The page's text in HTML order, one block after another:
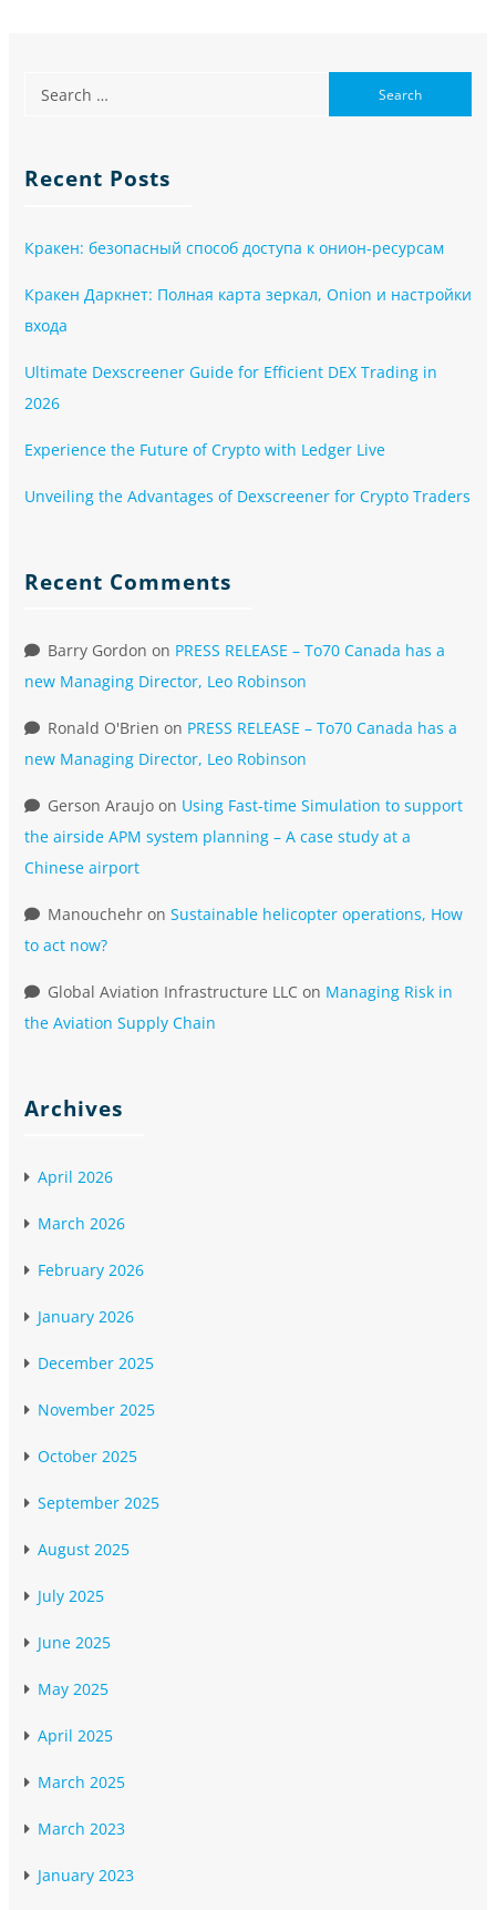
Recent Posts
Кракен: безопасный способ доступа к онион-ресурсам
Кракен Даркнет: Полная карта зеркал, Onion и настройки
входа
Ultimate Dexscreener Guide for Efficient DEX Trading in
2026
Experience the Future of Crypto with Ledger Live
Unveiling the Advantages of Dexscreener for Crypto Traders
Recent Comments
Barry Gordon on PRESS RELEASE – To70 Canada has a
new Managing Director, Leo Robinson
Ronald O'Brien on PRESS RELEASE – To70 Canada has a
new Managing Director, Leo Robinson
Gerson Araujo on Using Fast-time Simulation to support
the airside APM system planning – A case study at a
Chinese airport
Manouchehr on Sustainable helicopter operations, How
to act now?
Global Aviation Infrastructure LLC on Managing Risk in
the Aviation Supply Chain
Archives
April 2026
March 2026
February 2026
January 2026
December 2025
November 2025
October 2025
September 2025
August 2025
July 2025
June 2025
May 2025
April 2025
March 2025
March 2023
January 2023